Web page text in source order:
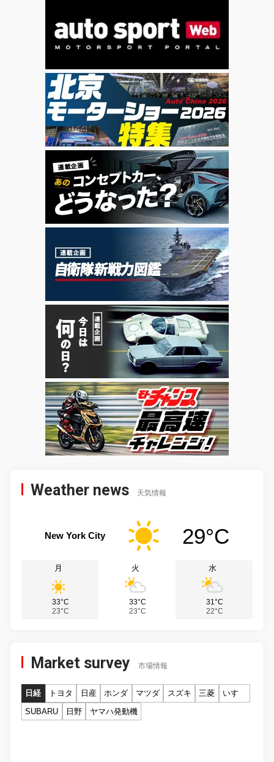
Weather news 天気情報
New York City 29°C
月
33°C
23°C
火
33°C
23°C
水
31°C
22°C
Market survey 市場情報
日経 トヨタ 日産 ホンダ マツダ スズキ 三菱
いすゞ
SUBARU
日野 ヤマハ発動機